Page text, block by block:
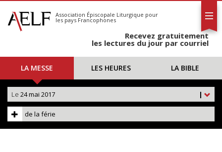
S'abonner
Calendrier
Association Épiscopale Liturgique pour
les pays Francophones
Recevez gratuitement
les lectures du jour par courriel
LA MESSE LES HEURES LA BIBLE
|
Le 24 mai 2017
de la férie